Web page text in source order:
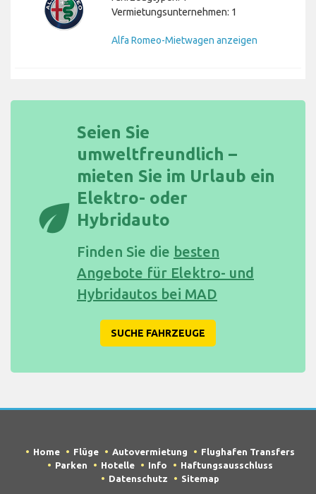
Vermietungsunternehmen: 1
Alfa Romeo-Mietwagen anzeigen
eco
Seien Sie
umweltfreundlich –
mieten Sie im Urlaub ein
Elektro- oder
Hybridauto
Finden Sie die besten
Angebote für Elektro- und
Hybridautos bei MAD
SUCHE FAHRZEUGE
Home Flüge Autovermietung
Flughafen Transfers
Parken
Hotelle Info
Haftungsausschluss
Datenschutz
Sitemap